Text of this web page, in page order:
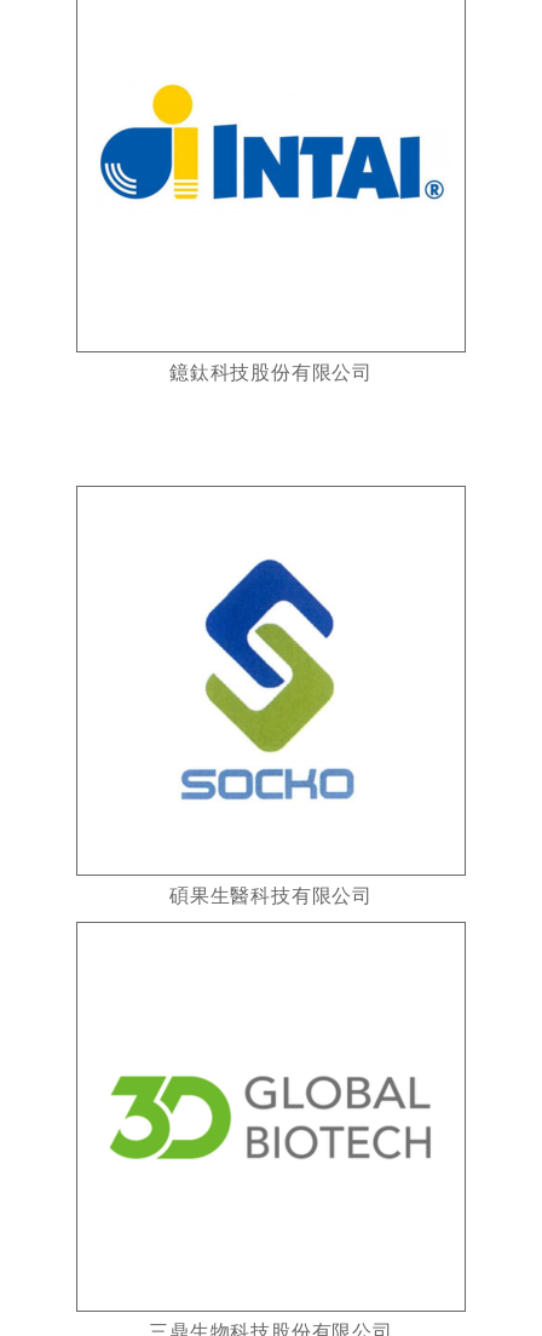
鐿鈦科技股份有限公司
碩果生醫科技有限公司
三鼎生物科技股份有限公司